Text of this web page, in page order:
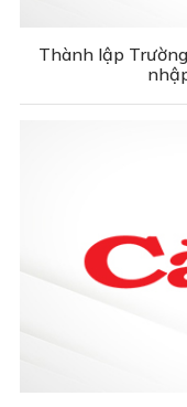
Thành lập